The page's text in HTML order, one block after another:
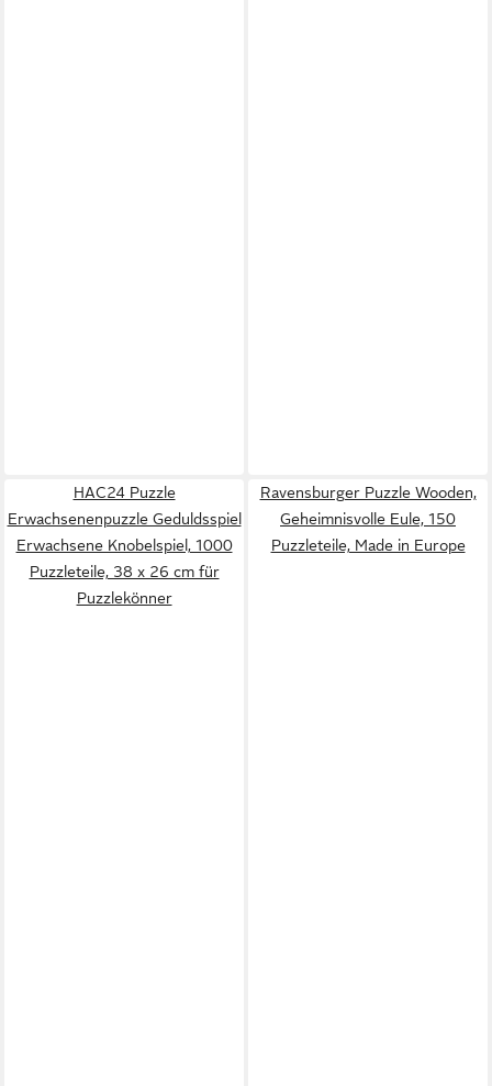
HAC24 Puzzle
Erwachsenenpuzzle Geduldsspiel
Erwachsene Knobelspiel, 1000
Puzzleteile, 38 x 26 cm für
Puzzlekönner
Ravensburger Puzzle Wooden,
Geheimnisvolle Eule, 150
Puzzleteile, Made in Europe